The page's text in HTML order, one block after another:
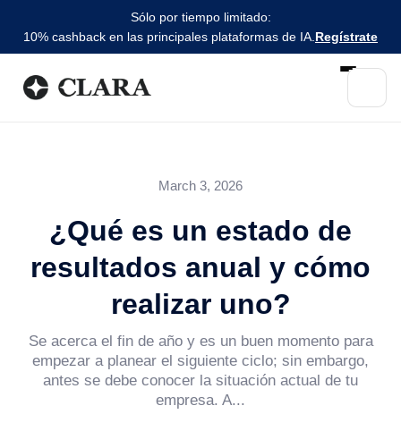
Sólo por tiempo limitado:
10% cashback en las principales plataformas de IA. Regístrate
March 3, 2026
¿Qué es un estado de
resultados anual y cómo
realizar uno?
Se acerca el fin de año y es un buen momento para
empezar a planear el siguiente ciclo; sin embargo,
antes se debe conocer la situación actual de tu
empresa. A...